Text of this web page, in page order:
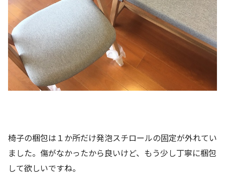
椅子の梱包は１か所だけ発泡スチロールの固定が外れてい
ました。傷がなかったから良いけど、もう少し丁寧に梱包
して欲しいですね。